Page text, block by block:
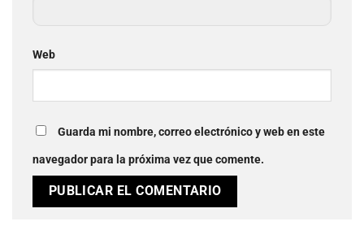
Web
Guarda mi nombre, correo electrónico y web en este
navegador para la próxima vez que comente.